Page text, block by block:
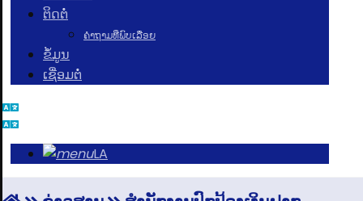
ຕິດຕໍ່
ຄຳຖາມທີ່ພົບເລື່ອຍ
ຂໍ້ມູນ
ເຊື່ອມຕໍ່
LA